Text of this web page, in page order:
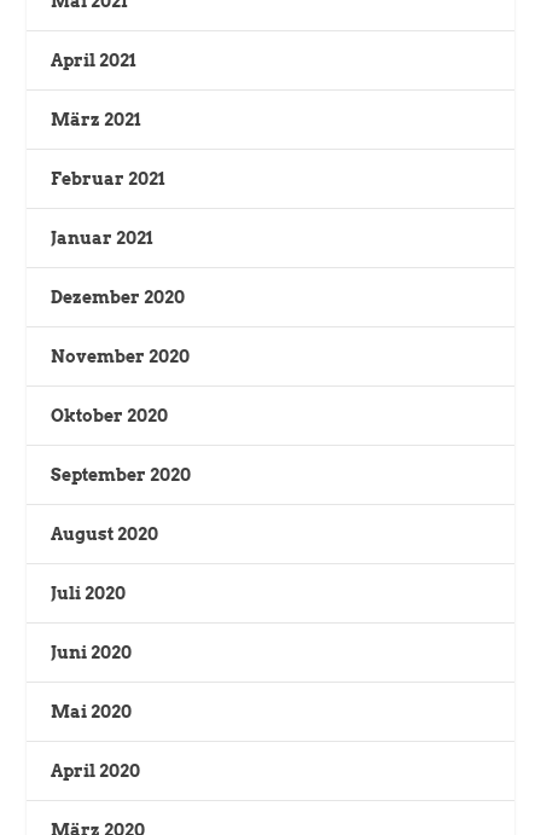
April 2021
März 2021
Februar 2021
Januar 2021
Dezember 2020
November 2020
Oktober 2020
September 2020
August 2020
Juli 2020
Juni 2020
Mai 2020
April 2020
März 2020